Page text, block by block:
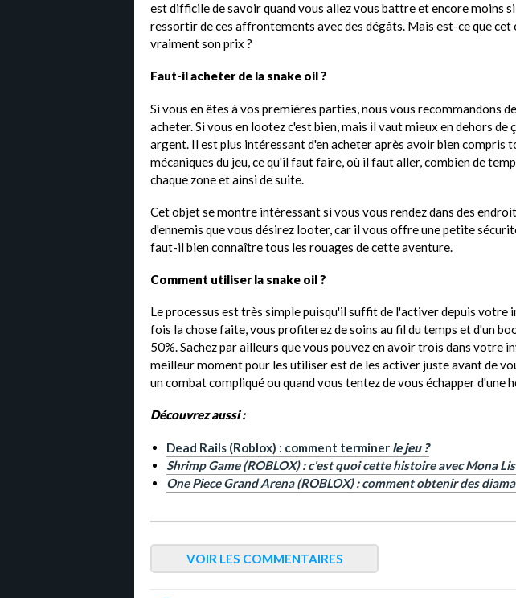
est difficile de savoir quand vous allez vous battre et encore moins
ressortir de ces affrontements avec des dégâts. Mais est-ce que
vraiment son prix ?
Faut-il acheter de la snake oil ?
Si vous en êtes à vos premières parties, nous vous recommandons
acheter. Si vous en lootez c'est bien, mais il vaut mieux en dehors de
argent. Il est plus intéressant d'en acheter après avoir bien compris
mécaniques du jeu, ce qu'il faut faire, où il faut aller, combien de
chaque zone et ainsi de suite.
Cet objet se montre intéressant si vous vous rendez dans des
d'ennemis que vous désirez looter, car il vous offre une petite
faut-il bien connaître tous les rouages de cette aventure.
Comment utiliser la snake oil ?
Le processus est très simple puisqu'il suffit de l'activer depuis votre
fois la chose faite, vous profiterez de soins au fil du temps et d'un
50%. Sachez par ailleurs que vous pouvez en avoir trois dans votre
meilleur moment pour les utiliser est de les activer juste avant de
un combat compliqué ou quand vous tentez de vous échapper d'une
Découvrez aussi :
Dead Rails (Roblox) : comment terminer le jeu ?
Shrimp Game (ROBLOX) : c'est quoi cette histoire avec Mona
One Piece Grand Arena (ROBLOX) : comment obtenir des
VOIR LES COMMENTAIRES